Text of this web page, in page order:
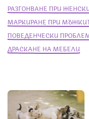
РАЗГОНВАНЕ ПРИ
МАРКИРАНЕ ПРИ
ПОВЕДЕНЧЕСКИ
ДРАСКАНЕ НА МЕБЕЛИ